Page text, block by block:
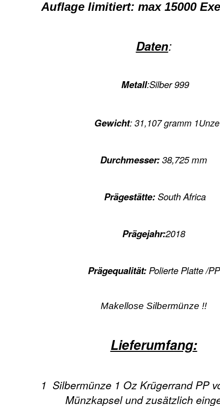
Auflage limitiert: max 15000
Daten:
Metall:Silber 999
Gewicht: 31,107 gramm 1Unze
Durchmesser:38,725 mm
Prägestätte:South Africa
Prägejahr:2018
Prägequalität:Polierte Platte /PP
Makellose Silbermünze !!
Lieferumfang:
1 Silbermünze 1 Oz Krügerrand PP
Münzkapsel und zusätzlich